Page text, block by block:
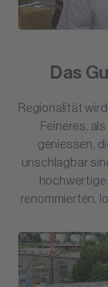
Das
Regionalität
Feineres,
geniessen,
unschlagbar
hochwertige
renommierten,